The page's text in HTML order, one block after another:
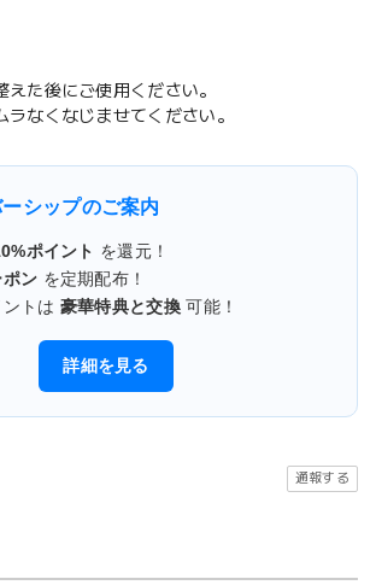
えた後にご使用ください。
なくなじませてください。
シップのご案内
ポイント を還元！
ン を定期配布！
トは 豪華特典と交換 可能！
詳細を見る
通報する